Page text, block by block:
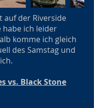
auf der Riverside
habe ich leider
komme ich gleich
des Samstag und
vs. Black Stone